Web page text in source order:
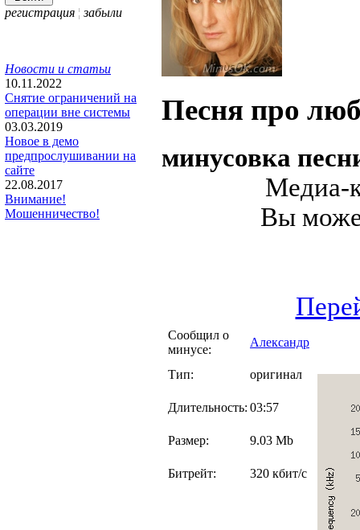
регистрация ¦ забыли
Новости и статьи
10.11.2022
Снятие ограничений на
операции вне системы
03.03.2019
Новое в демо
предпрослушивании на
сайте
22.08.2017
Внимание!
Мошенничество!
Песня про
минусовка
Медиа-
Вы
Сообщил о
минусе:
Александр
Тип: оригинал
Длительность: 03:57
Размер: 9.03 Mb
Битрейт: 320 кбит/с